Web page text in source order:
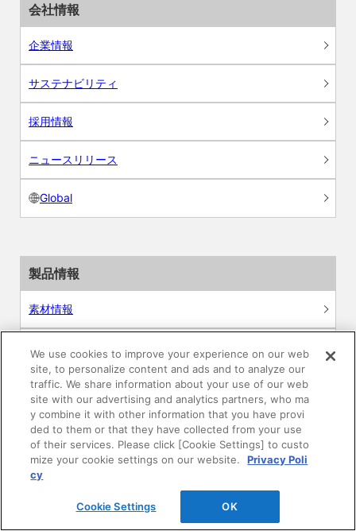
会社情報
企業情報
サステナビリティ
採用情報
ニュースリリース
Global
製品情報
素材情報
建材製品情報 総合TOP
住宅向け
公共・商業施設向け
リフォーム
エンジニアリング情報
We use cookies to improve your experience on our web
site, to personalize content and ads and to analyze our
traffic. We share information about your use of our web
site with our advertising and analytics partners, who ma
y combine it with other information that you have provi
ded to them or that they have collected from your use
of their services. Please click [Cookie Settings] to custo
mize your cookie settings on our website.
Privacy Poli
cy
Cookie Settings OK